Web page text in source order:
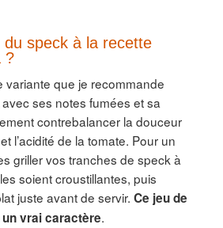
speck à la recette
?
variante que je recommande
ses notes fumées et sa
contrebalancer la douceur
l’acidité de la tomate. Pour un
griller vos tranches de speck à
soient croustillantes, puis
juste avant de servir. Ce jeu de
vrai caractère.